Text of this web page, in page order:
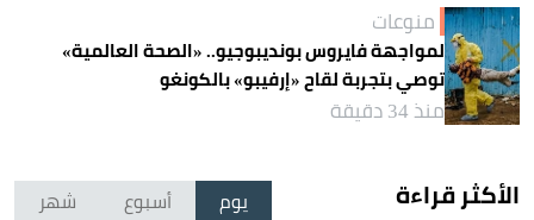
منوعات
لمواجهة فايروس بونديبوجيو.. «الصحة العالمية»
توصي بتجربة لقاح «إرفيبو» بالكونغو
منذ 34 دقيقة
الأكثر قراءة يوم أسبوع شهر